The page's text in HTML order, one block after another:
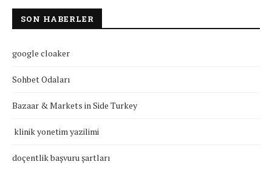
SON HABERLER
google cloaker
Sohbet Odaları
Bazaar & Markets in Side Turkey
klinik yonetim yazilimi
doçentlik başvuru şartları